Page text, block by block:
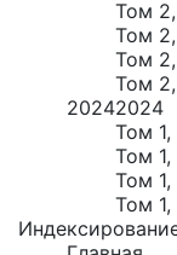
Том
Том
Том
Том
20242024
Том
Том
Том
Том